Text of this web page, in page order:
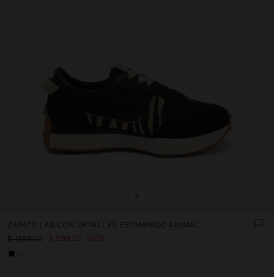
+
ZAPATILLAS CON DETALLES ESTAMPADO ANIMAL
$ 1,199.00 $ 599.00 50%